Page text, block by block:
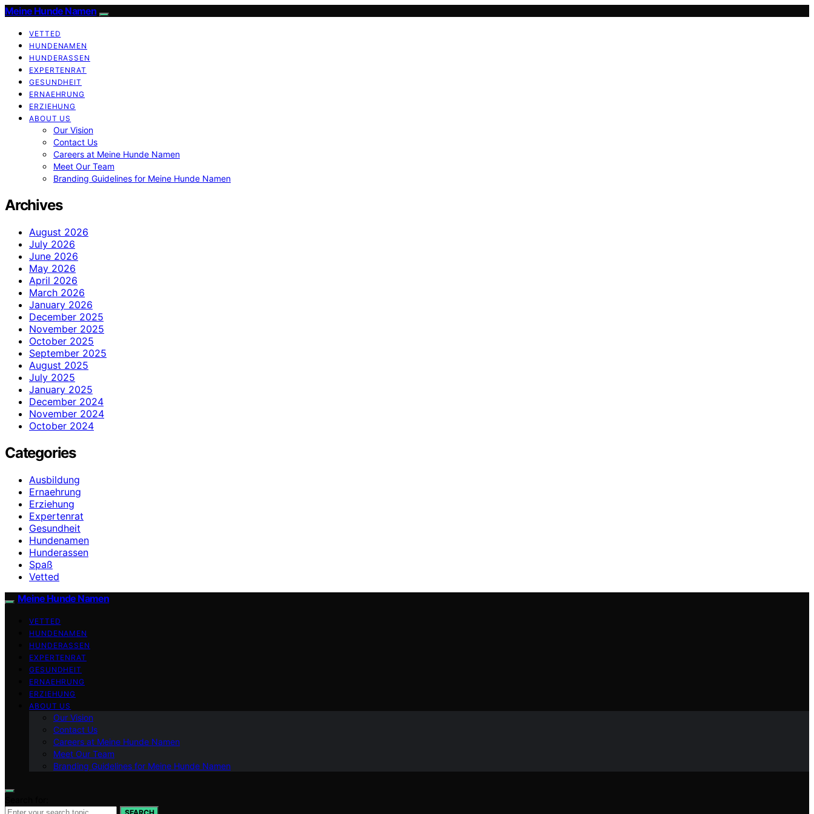
Meine Hunde Namen
VETTED
HUNDENAMEN
HUNDERASSEN
EXPERTENRAT
GESUNDHEIT
ERNAEHRUNG
ERZIEHUNG
ABOUT US
Our Vision
Contact Us
Careers at Meine Hunde Namen
Meet Our Team
Branding Guidelines for Meine Hunde Namen
Archives
August 2026
July 2026
June 2026
May 2026
April 2026
March 2026
January 2026
December 2025
November 2025
October 2025
September 2025
August 2025
July 2025
January 2025
December 2024
November 2024
October 2024
Categories
Ausbildung
Ernaehrung
Erziehung
Expertenrat
Gesundheit
Hundenamen
Hunderassen
Spaß
Vetted
Meine Hunde Namen
VETTED
HUNDENAMEN
HUNDERASSEN
EXPERTENRAT
GESUNDHEIT
ERNAEHRUNG
ERZIEHUNG
ABOUT US
Our Vision
Contact Us
Careers at Meine Hunde Namen
Meet Our Team
Branding Guidelines for Meine Hunde Namen